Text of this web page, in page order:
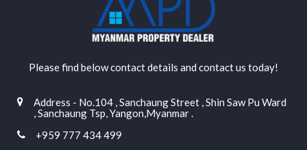
Please find below contact details and contact us today!
Address - No.104 , Sanchaung Street , Shin Saw Pu Ward
, Sanchaung Tsp, Yangon,Myanmar .
+959 777 434 499